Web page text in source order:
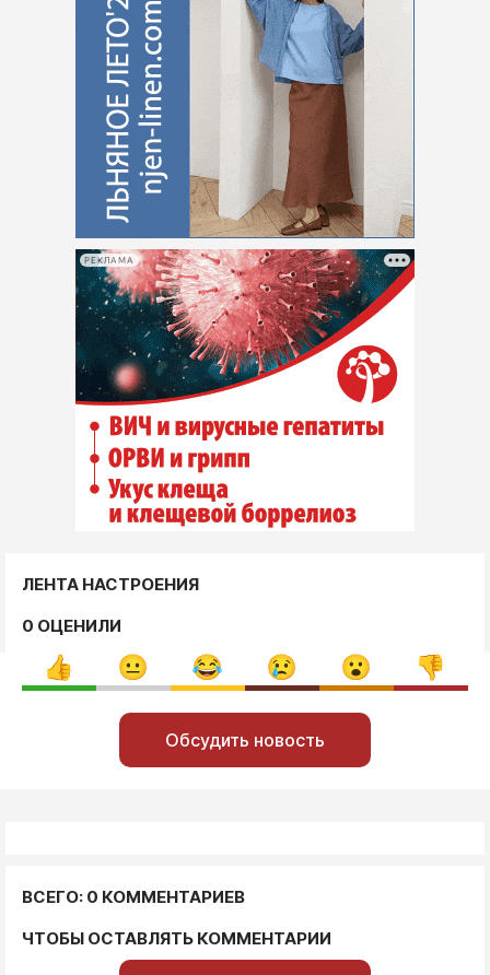
РЕКЛАМА
ЛЕНТА НАСТРОЕНИЯ
0 ОЦЕНИЛИ
Обсудить новость
ВСЕГО: 0 КОММЕНТАРИЕВ
ЧТОБЫ ОСТАВЛЯТЬ КОММЕНТАРИИ